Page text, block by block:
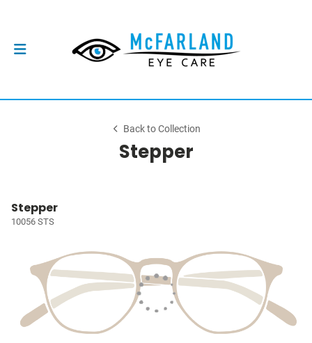
Back to Collection
Stepper
Stepper
10056 STS